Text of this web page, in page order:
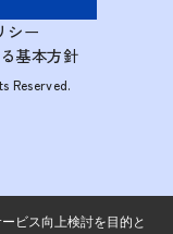
シー
基本方針
Reserved.
ビス向上検討を目的と